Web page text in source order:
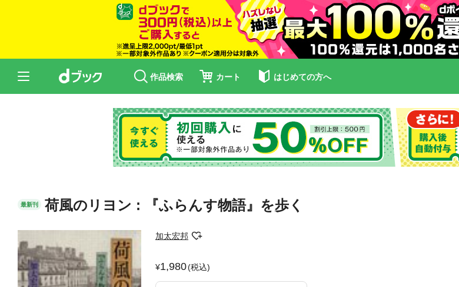
作品検索 カート はじめての方へ
最新刊 荷風のリヨン : 『ふらんす物語』を歩く
加太宏邦
1,980(税込)